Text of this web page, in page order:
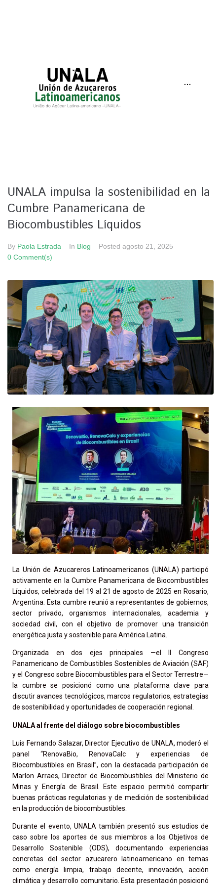
···
UNALA impulsa la sostenibilidad en la
Cumbre Panamericana de
Biocombustibles Líquidos
By Paola Estrada In Blog Posted agosto 21, 2025
0 Comment(s)
La Unión de Azucareros Latinoamericanos (UNALA) participó
activamente en la Cumbre Panamericana de Biocombustibles
Líquidos, celebrada del 19 al 21 de agosto de 2025 en Rosario,
Argentina. Esta cumbre reunió a representantes de gobiernos,
sector privado, organismos internacionales, academia y
sociedad civil, con el objetivo de promover una transición
energética justa y sostenible para América Latina.
Organizada en dos ejes principales —el II Congreso
Panamericano de Combustibles Sostenibles de Aviación (SAF)
y el Congreso sobre Biocombustibles para el Sector Terrestre—
la cumbre se posicionó como una plataforma clave para
discutir avances tecnológicos, marcos regulatorios, estrategias
de sostenibilidad y oportunidades de cooperación regional.
UNALA al frente del diálogo sobre biocombustibles
Luis Fernando Salazar, Director Ejecutivo de UNALA, moderó el
panel “RenovaBio, RenovaCalc y experiencias de
Biocombustibles en Brasil”, con la destacada participación de
Marlon Arraes, Director de Biocombustibles del Ministerio de
Minas y Energía de Brasil. Este espacio permitió compartir
buenas prácticas regulatorias y de medición de sostenibilidad
en la producción de biocombustibles.
Durante el evento, UNALA también presentó sus estudios de
caso sobre los aportes de sus miembros a los Objetivos de
Desarrollo Sostenible (ODS), documentando experiencias
concretas del sector azucarero latinoamericano en temas
como energía limpia, trabajo decente, innovación, acción
climática y desarrollo comunitario. Esta presentación posicionó